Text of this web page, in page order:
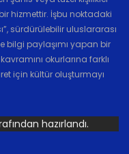
hizmettir. İşbu noktadaki
sürdürülebilir uluslararası
bilgi paylaşımı yapan bir
okurlarına farklı
için kültür oluşturmayı
hazırlandı.